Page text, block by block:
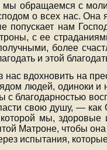
обращаемся с
о всех нас.
попускает нам
с ее
более
и этой
нас вдохновить на
людей, одиноки и
благодарностью
свою душу, —
которой мы,
Матроне, чтобы
испытания,